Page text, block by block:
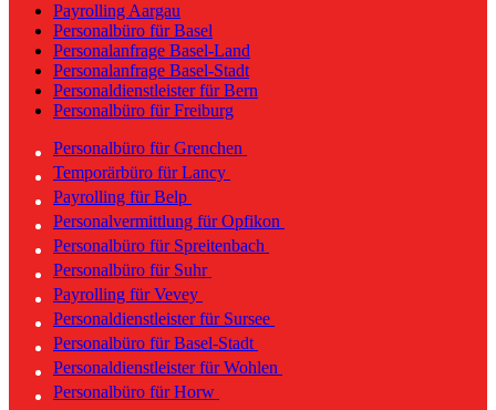
Payrolling Aargau
Personalbüro für Basel
Personalanfrage Basel-Land
Personalanfrage Basel-Stadt
Personaldienstleister für Bern
Personalbüro für Freiburg
Personalbüro für Grenchen
Temporärbüro für Lancy
Payrolling für Belp
Personalvermittlung für Opfikon
Personalbüro für Spreitenbach
Personalbüro für Suhr
Payrolling für Vevey
Personaldienstleister für Sursee
Personalbüro für Basel-Stadt
Personaldienstleister für Wohlen
Personalbüro für Horw